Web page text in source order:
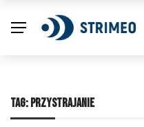
TAG: PRZYSTRAJANIE